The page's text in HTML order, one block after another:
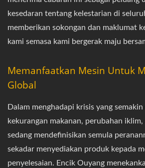
kesedaran tentang kelestarian di
memberikan sokongan dan maklumat
kami semasa kami bergerak maju
Memanfaatkan Mesin Untuk
Global
Dalam menghadapi krisis yang
kekurangan makanan, perubahan
sedang mendefinisikan semula
sekadar menyediakan produk kepada
penyelesaian. Encik Ouyang